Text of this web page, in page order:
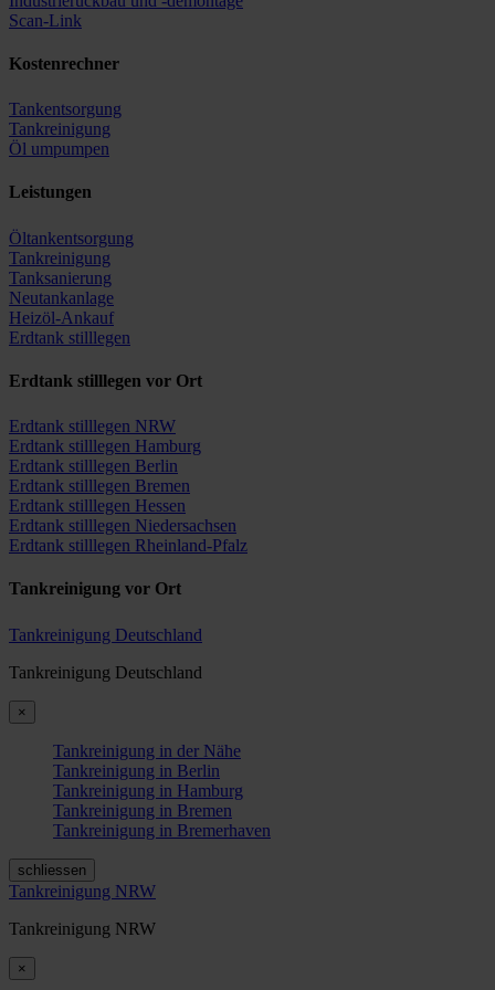
Scan-Link
Kostenrechner
Tankentsorgung
Tankreinigung
Öl umpumpen
Leistungen
Öltankentsorgung
Tankreinigung
Tanksanierung
Neutankanlage
Heizöl-Ankauf
Erdtank stilllegen
Erdtank stilllegen vor Ort
Erdtank stilllegen NRW
Erdtank stilllegen Hamburg
Erdtank stilllegen Berlin
Erdtank stilllegen Bremen
Erdtank stilllegen Hessen
Erdtank stilllegen Niedersachsen
Erdtank stilllegen Rheinland-Pfalz
Tankreinigung vor Ort
Tankreinigung Deutschland
Tankreinigung Deutschland
×
Tankreinigung in der Nähe
Tankreinigung in Berlin
Tankreinigung in Hamburg
Tankreinigung in Bremen
Tankreinigung in Bremerhaven
schliessen
Tankreinigung NRW
Tankreinigung NRW
×